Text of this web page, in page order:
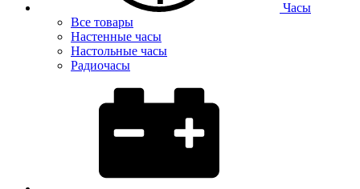
Часы
Все товары
Настенные часы
Настольные часы
Радиочасы